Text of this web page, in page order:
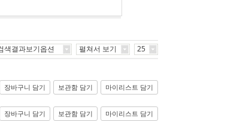
색결과보기옵션 펼쳐서 보기 25
장바구니 담기 보관함 담기 마이리스트 담기
장바구니 담기 보관함 담기 마이리스트 담기